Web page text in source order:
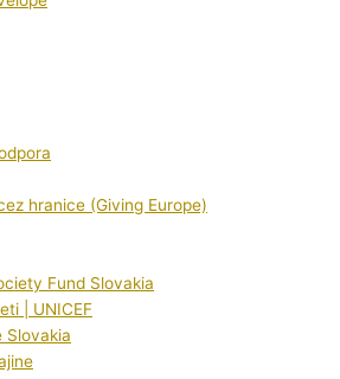
hranice (Giving Europe)
Fund Slovakia
| UNICEF
Slovakia